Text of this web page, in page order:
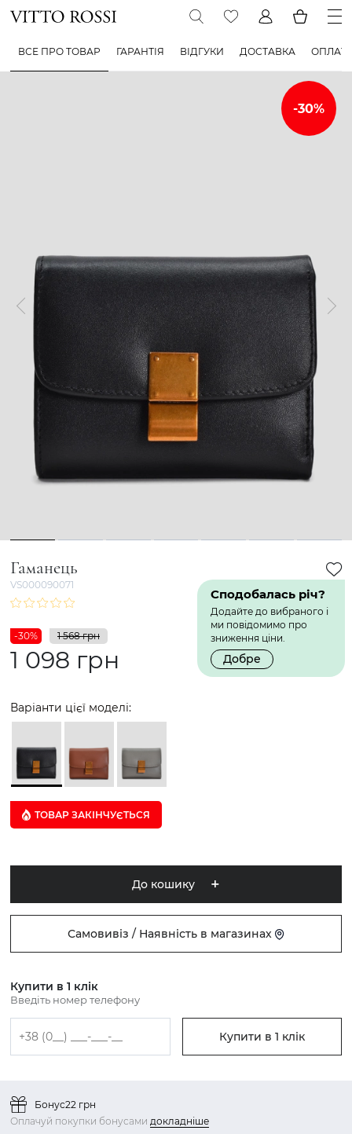
ВСЕ ПРО ТОВАР ГАРАНТІЯ ВІДГУКИ ДОСТАВКА
1 2 3 4 5 6 7
Гаманець
VS000090071
Сподобалась річ?
Додайте до вибраного і
ми повідомимо про
зниження ціни.
Добре
-30% 1 568 грн
1 098 грн
Варіанти цієї моделі:
ТОВАР ЗАКІНЧУЄTЬСЯ
До кошику
Самовивіз / Наявність в магазинах
Купити в 1 клік
Введіть номер телефону
Купити в 1 клік
Бонус22 грн
Оплачуй покупки бонусами докладніше